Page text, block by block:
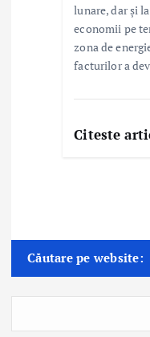
lunare, dar și
economii pe
zona de
facturilor a
Citeste
Căutare pe website: